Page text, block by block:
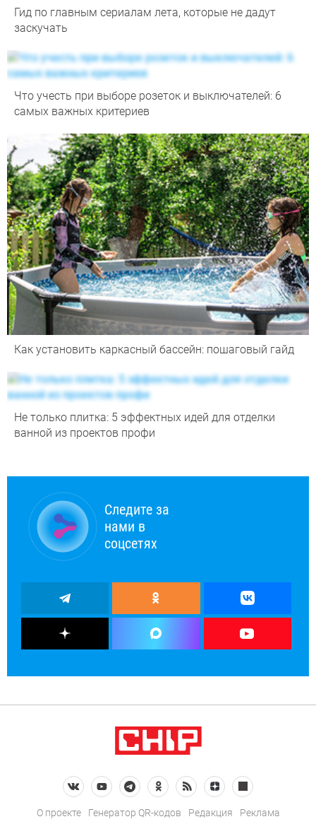
Гид по главным сериалам лета, которые не дадут
заскучать
Что учесть при выборе розеток и выключателей: 6
самых важных критериев
Как установить каркасный бассейн: пошаговый гайд
Не только плитка: 5 эффектных идей для отделки
ванной из проектов профи
Следите за
нами в
соцсетях
О проекте Генератор QR-кодов Редакция
Реклама